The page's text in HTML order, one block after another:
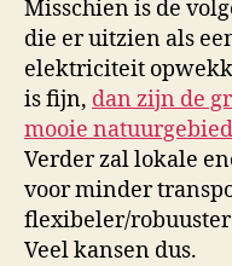
Misschien is de
die er uitzien als
elektriciteit
is fijn, dan zijn de
mooie
Verder zal lokale
voor minder
flexibeler/
Veel kansen dus.